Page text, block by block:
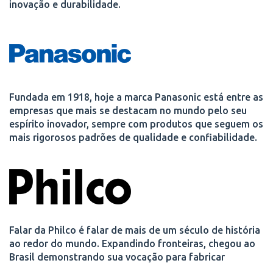
inovação e durabilidade.
Fundada em 1918, hoje a marca Panasonic está entre as
empresas que mais se destacam no mundo pelo seu
espírito inovador, sempre com produtos que seguem os
mais rigorosos padrões de qualidade e confiabilidade.
Falar da Philco é falar de mais de um século de história
ao redor do mundo. Expandindo fronteiras, chegou ao
Brasil demonstrando sua vocação para fabricar